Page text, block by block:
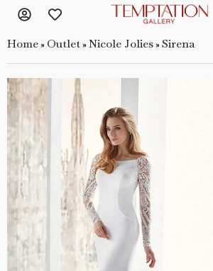
Home» Outlet» Nicole Jolies» Sirena